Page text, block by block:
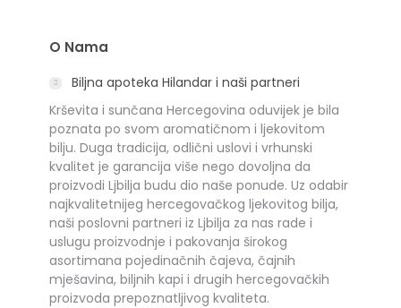
O Nama
Biljna apoteka Hilandar i naši partneri
Krševita i sunčana Hercegovina oduvijek je bila
poznata po svom aromatičnom i ljekovitom
bilju. Duga tradicija, odlični uslovi i vrhunski
kvalitet je garancija više nego dovoljna da
proizvodi Ljbilja budu dio naše ponude. Uz odabir
najkvalitetnijeg hercegovačkog ljekovitog bilja,
naši poslovni partneri iz Ljbilja za nas rade i
uslugu proizvodnje i pakovanja širokog
asortimana pojedinačnih čajeva, čajnih
mješavina, biljnih kapi i drugih hercegovačkih
proizvoda prepoznatljivog kvaliteta.